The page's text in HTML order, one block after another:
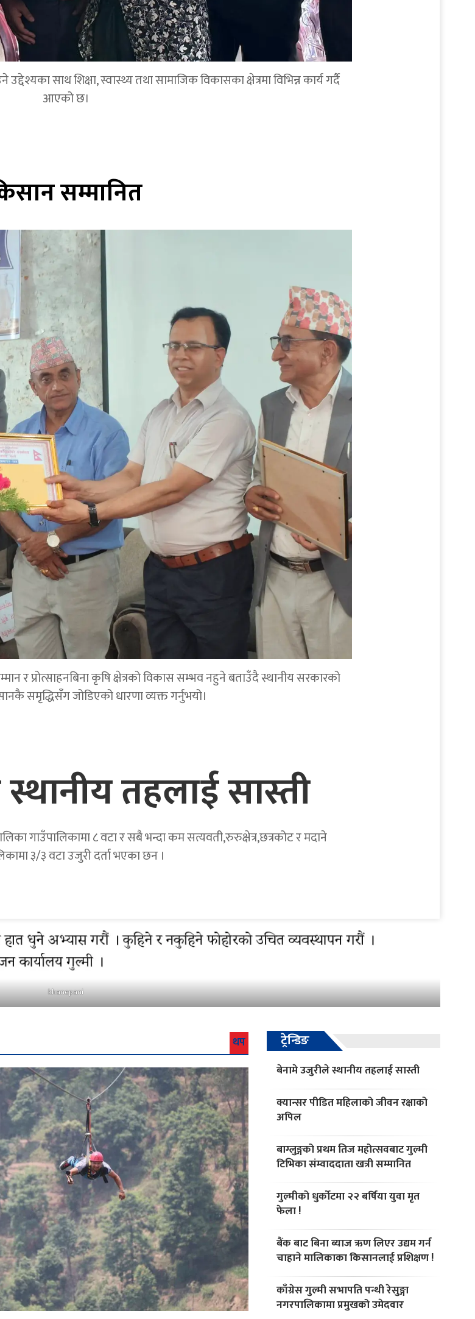
साथ शिक्षा, स्वास्थ्य तथा सामाजिक विकासका क्षेत्रमा विभिन्न कार्य गर्दै
आएको छ।
सम्मानित
र प्रोत्साहनबिना कृषि क्षेत्रको विकास सम्भव नहुने बताउँदै स्थानीय सरकारको
समृद्धिसँग जोडिएको धारणा व्यक्त गर्नुभयो।
तहलाई सास्ती
गाउँपालिकामा ८ वटा र सबै भन्दा कम सत्यवती,रुरुक्षेत्र,छत्रकोट र मदाने
३/३ वटा उजुरी दर्ता भएका छन ।
khanepani
थप ट्रेन्डिङ
बेनामे उजुरीले स्थानीय तहलाई सास्ती
क्यान्सर पीडित महिलाको जीवन रक्षाको
अपिल
बाग्लुङ्गको प्रथम तिज महोत्सवबाट गुल्मी
टिभिका संम्वाददाता खत्री सम्मानित
गुल्मीको धुर्काेटमा २२ बर्षिया युवा मृत
फेला !
बैंक बाट बिना ब्याज ऋण लिएर उद्यम गर्न
चाहाने मालिकाका किसानलाई प्रशिक्षण !
काँग्रेस गुल्मी सभापति पन्थी रेसुङ्गा
नगरपालिकामा प्रमुखको उमेदवार